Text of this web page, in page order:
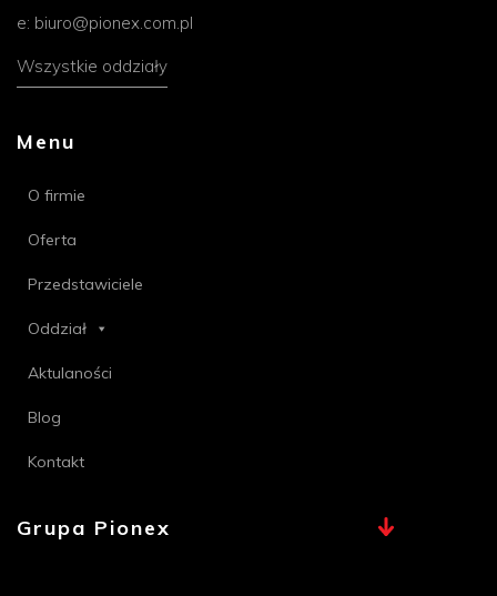
e: biuro@pionex.com.pl
Wszystkie oddziały
Menu
O firmie
Oferta
Przedstawiciele
Oddział
Aktulaności
Blog
Kontakt
Grupa Pionex